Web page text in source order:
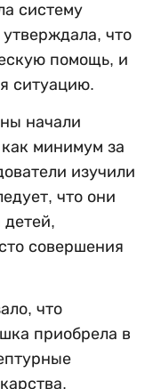
систему
что
помощь, и
ситуацию.
начали
минимум за
изучили
что они
детей,
совершения
что
приобрела в